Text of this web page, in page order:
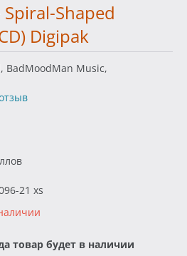
Shaped
Digipak
BadMoodMan Music,
21 xs
товар будет в наличии